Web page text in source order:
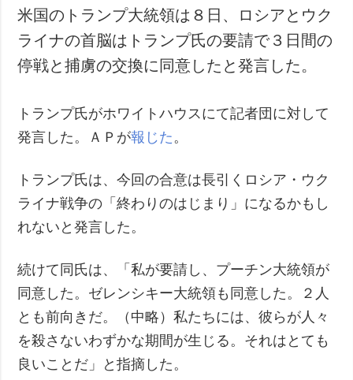
インタビュー
写真
動画
フォトバンク
米国のトランプ大統領は８日、ロシアとウク
ライナの首脳はトランプ氏の要請で３日間の
停戦と捕虜の交換に同意したと発言した。
トランプ氏がホワイトハウスにて記者団に対して
発言した。ＡＰが報じた 。
トランプ氏は、今回の合意は長引くロシア・ウク
ライナ戦争の「終わりのはじまり」になるかもし
れないと発言した。
続けて同氏は、「私が要請し、プーチン大統領が
同意した。ゼレンシキー大統領も同意した。２人
とも前向きだ。（中略）私たちには、彼らが人々
を殺さないわずかな期間が生じる。それはとても
良いことだ」と指摘した。